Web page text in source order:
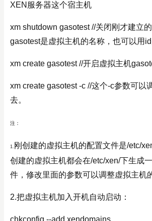
XEN服务器这个宿主机
xm shutdown gasotest //关闭刚才建立的
gasotest是虚拟主机的名称，也可以用id
xm create gasotest //开启虚拟主机
xm create gasotest -c //这个-c参数可以
去。
注：
1. 刚创建的虚拟主机的配置文件是/etc/
创建的虚拟主机都会在/etc/xen/下生成
件，修改里面的参数可以调整虚拟主机
2.把虚拟主机加入开机自动启动：
chkconfig --add xendomains